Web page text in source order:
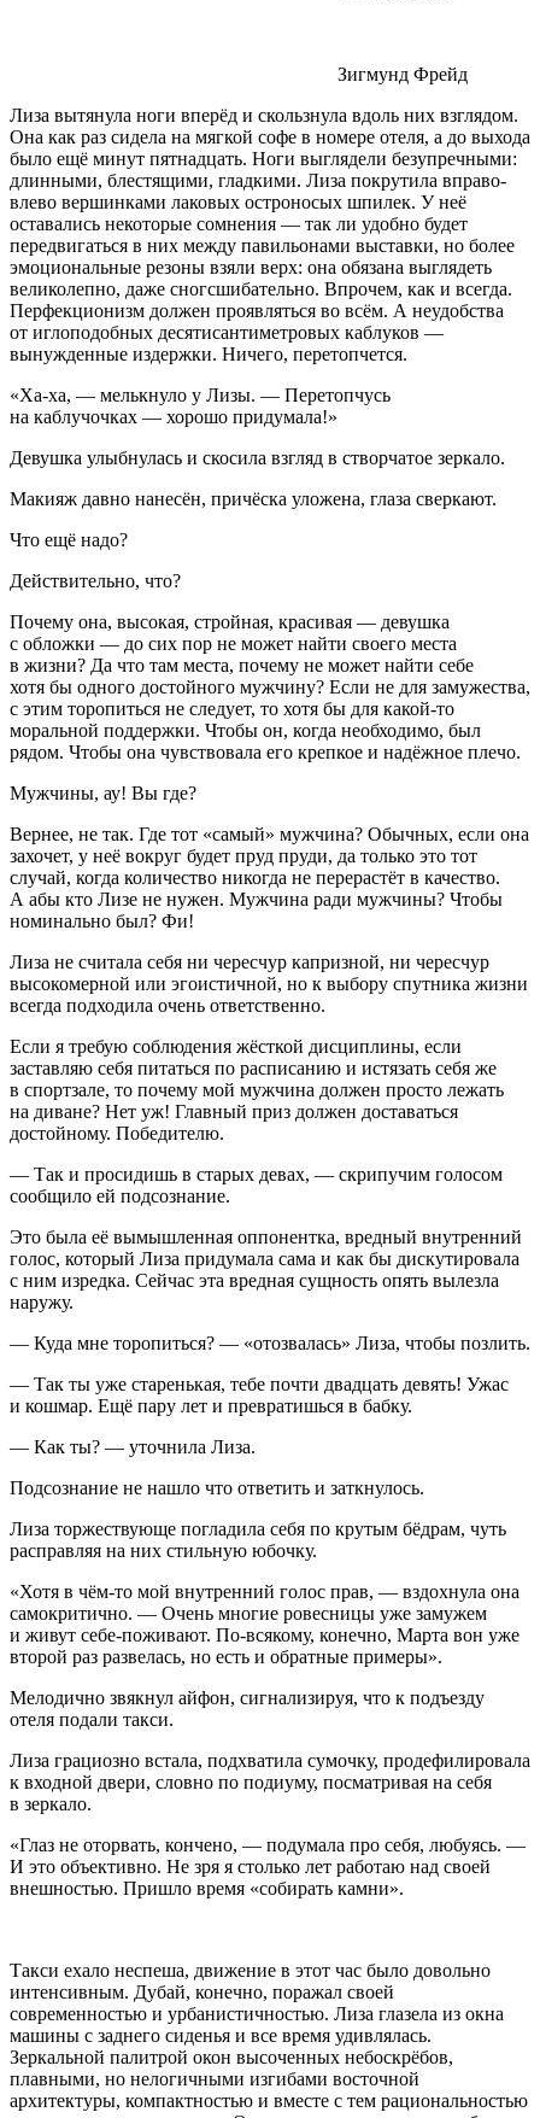
Зигмунд Фрейд
Лиза вытянула ноги вперёд и скользнула вдоль них взглядом.
Она как раз сидела на мягкой софе в номере отеля, а до выхода
было ещё минут пятнадцать. Ноги выглядели безупречными:
длинными, блестящими, гладкими. Лиза покрутила вправо-
влево вершинками лаковых остроносых шпилек. У неё
оставались некоторые сомнения — так ли удобно будет
передвигаться в них между павильонами выставки, но более
эмоциональные резоны взяли верх: она обязана выглядеть
великолепно, даже сногсшибательно. Впрочем, как и всегда.
Перфекционизм должен проявляться во всём. А неудобства
от иглоподобных десятисантиметровых каблуков —
вынужденные издержки. Ничего, перетопчется.
«Ха-ха, — мелькнуло у Лизы. — Перетопчусь
на каблучочках — хорошо придумала!»
Девушка улыбнулась и скосила взгляд в створчатое зеркало.
Макияж давно нанесён, причёска уложена, глаза сверкают.
Что ещё надо?
Действительно, что?
Почему она, высокая, стройная, красивая — девушка
с обложки — до сих пор не может найти своего места
в жизни? Да что там места, почему не может найти себе
хотя бы одного достойного мужчину? Если не для замужества,
с этим торопиться не следует, то хотя бы для какой-то
моральной поддержки. Чтобы он, когда необходимо, был
рядом. Чтобы она чувствовала его крепкое и надёжное плечо.
Мужчины, ау! Вы где?
Вернее, не так. Где тот «самый» мужчина? Обычных, если она
захочет, у неё вокруг будет пруд пруди, да только это тот
случай, когда количество никогда не перерастёт в качество.
А абы кто Лизе не нужен. Мужчина ради мужчины? Чтобы
номинально был? Фи!
Лиза не считала себя ни чересчур капризной, ни чересчур
высокомерной или эгоистичной, но к выбору спутника жизни
всегда подходила очень ответственно.
Если я требую соблюдения жёсткой дисциплины, если
заставляю себя питаться по расписанию и истязать себя же
в спортзале, то почему мой мужчина должен просто лежать
на диване? Нет уж! Главный приз должен доставаться
достойному. Победителю.
— Так и просидишь в старых девах, — скрипучим голосом
сообщило ей подсознание.
Это была её вымышленная оппонентка, вредный внутренний
голос, который Лиза придумала сама и как бы дискутировала
с ним изредка. Сейчас эта вредная сущность опять вылезла
наружу.
— Куда мне торопиться? — «отозвалась» Лиза, чтобы позлить.
— Так ты уже старенькая, тебе почти двадцать девять! Ужас
и кошмар. Ещё пару лет и превратишься в бабку.
— Как ты? — уточнила Лиза.
Подсознание не нашло что ответить и заткнулось.
Лиза торжествующе погладила себя по крутым бёдрам, чуть
расправляя на них стильную юбочку.
«Хотя в чём-то мой внутренний голос прав, — вздохнула она
самокритично. — Очень многие ровесницы уже замужем
и живут себе-поживают. По-всякому, конечно, Марта вон уже
второй раз развелась, но есть и обратные примеры».
Мелодично звякнул айфон, сигнализируя, что к подъезду
отеля подали такси.
Лиза грациозно встала, подхватила сумочку, продефилировала
к входной двери, словно по подиуму, посматривая на себя
в зеркало.
«Глаз не оторвать, кончено, — подумала про себя, любуясь. —
И это объективно. Не зря я столько лет работаю над своей
внешностью. Пришло время «собирать камни».
Такси ехало неспеша, движение в этот час было довольно
интенсивным. Дубай, конечно, поражал своей
современностью и урбанистичностью. Лиза глазела из окна
машины с заднего сиденья и все время удивлялась.
Зеркальной палитрой окон высоченных небоскрёбов,
плавными, но нелогичными изгибами восточной
архитектуры, компактностью и вместе с тем рациональностью